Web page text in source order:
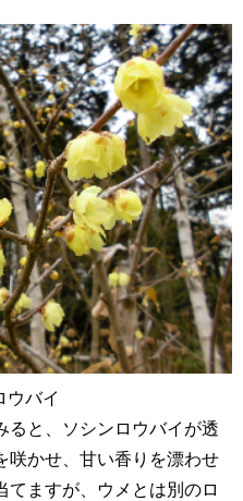
ウバイ
ると、ソシンロウバイが透
咲かせ、甘い香りを漂わせ
ますが、ウメとは別のロ